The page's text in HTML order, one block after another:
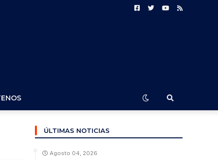
ÚLTIMAS NOTICIAS
Agosto 04, 2026